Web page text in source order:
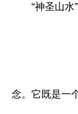
“神圣山水”
念。它既是一